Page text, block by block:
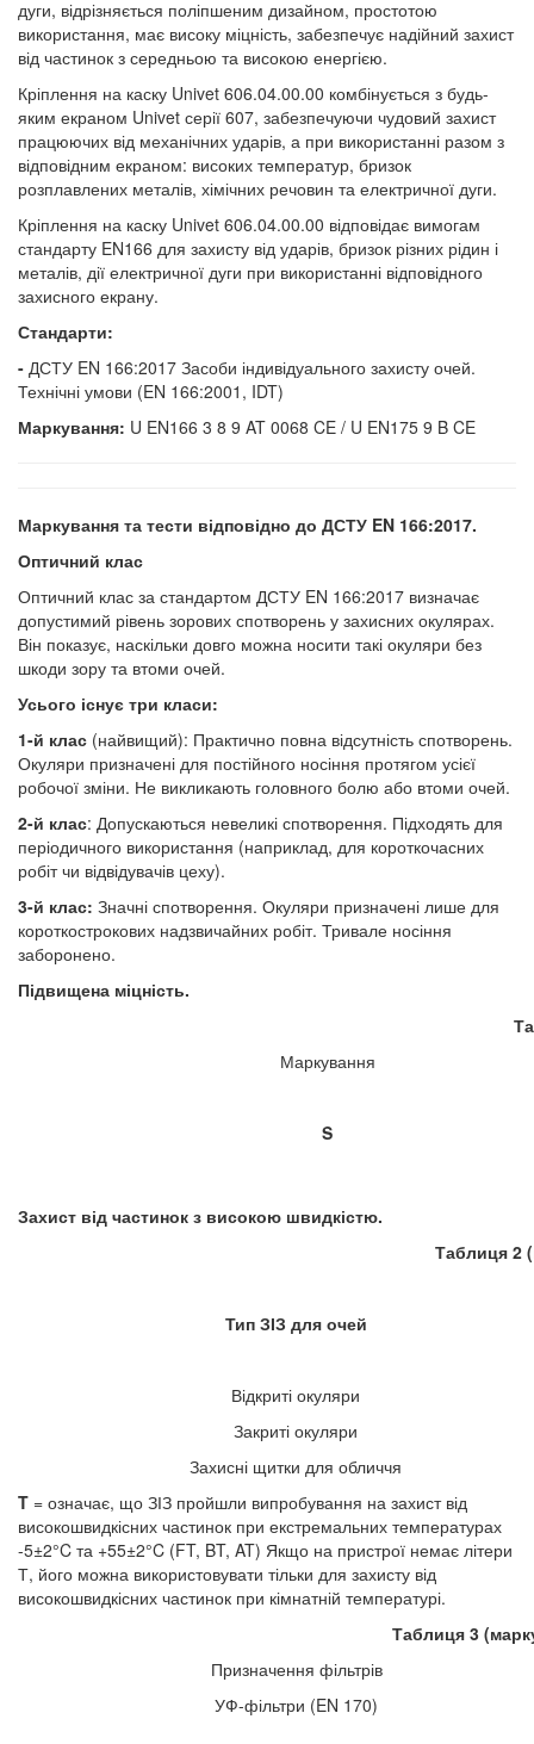
дуги, відрізняється поліпшеним дизайном, простотою
використання, має високу міцність, забезпечує надійний захист
від частинок з середньою та високою енергією.
Кріплення на каску Univet 606.04.00.00 комбінується з будь-
яким екраном Univet серії 607, забезпечуючи чудовий захист
працюючих від механічних ударів, а при використанні разом з
відповідним екраном: високих температур, бризок
розплавлених металів, хімічних речовин та електричної дуги.
Кріплення на каску Univet 606.04.00.00 відповідає вимогам
стандарту EN166 для захисту від ударів, бризок різних рідин і
металів, дії електричної дуги при використанні відповідного
захисного екрану.
Стандарти:
- ДСТУ EN 166:2017 Засоби індивідуального захисту очей.
Технічні умови (EN 166:2001, IDT)
Маркування: U EN166 3 8 9 AT 0068 CE / U EN175 9 B CE
Маркування та тести відповідно до ДСТУ EN 166:2017.
Оптичний клас
Оптичний клас за стандартом ДСТУ EN 166:2017 визначає
допустимий рівень зорових спотворень у захисних окулярах.
Він показує, наскільки довго можна носити такі окуляри без
шкоди зору та втоми очей.
Усього існує три класи:
1-й клас (найвищий): Практично повна відсутність спотворень.
Окуляри призначені для постійного носіння протягом усієї
робочої зміни. Не викликають головного болю або втоми очей.
2-й клас: Допускаються невеликі спотворення. Підходять для
періодичного використання (наприклад, для короткочасних
робіт чи відвідувачів цеху).
3-й клас: Значні спотворення. Окуляри призначені лише для
короткострокових надзвичайних робіт. Тривале носіння
заборонено.
Підвищена міцність.
Маркування
S
Захист від частинок з високою швидкістю.
Таблиця 2
Тип ЗІЗ для очей
Відкриті окуляри
Закриті окуляри
Захисні щитки для обличчя
T = означає, що ЗІЗ пройшли випробування на захист від
високошвидкісних частинок при екстремальних температурах
-5±2°C та +55±2°C (FT, BT, AT) Якщо на пристрої немає літери
Т, його можна використовувати тільки для захисту від
високошвидкісних частинок при кімнатній температурі.
Таблиця 3
Призначення фільтрів
УФ-фільтри (EN 170)